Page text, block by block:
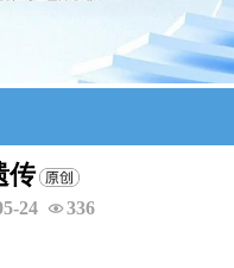
传
24 336